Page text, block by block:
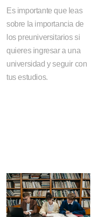
Es importante que leas
sobre la importancia de
los preuniversitarios si
quieres ingresar a una
universidad y seguir con
tus estudios.